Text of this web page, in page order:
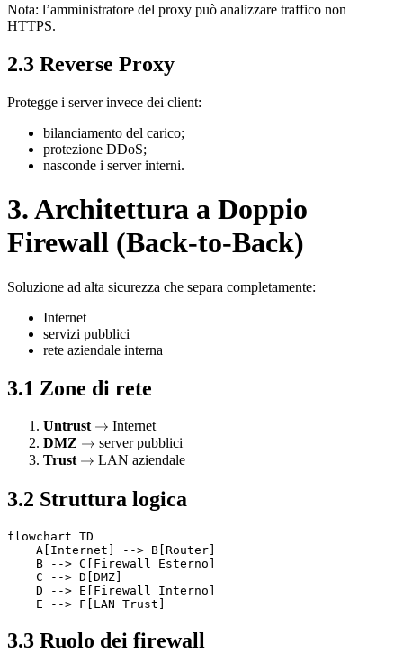
Nota: l’amministratore del proxy può analizzare traffico non
HTTPS.
2.3 Reverse Proxy
Protegge i server invece dei client:
bilanciamento del carico;
protezione DDoS;
nasconde i server interni.
3. Architettura a Doppio
Firewall (Back-to-Back)
Soluzione ad alta sicurezza che separa completamente:
Internet
servizi pubblici
rete aziendale interna
3.1 Zone di rete
Untrust \rightarrow
→ Internet
DMZ \rightarrow
→ server pubblici
Trust \rightarrow
→ LAN aziendale
3.2 Struttura logica
flowchart TD
    A[Internet] --> B[Router]
    B --> C[Firewall Esterno]
    C --> D[DMZ]
    D --> E[Firewall Interno]
    E --> F[LAN Trust]
3.3 Ruolo dei firewall